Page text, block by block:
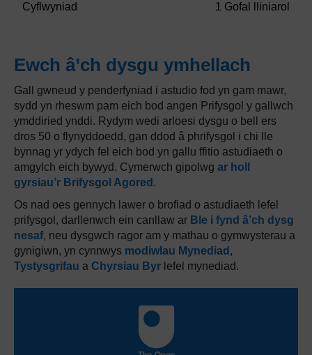
Cyflwyniad 1 Gofal lliniarol
Ewch â’ch dysgu ymhellach
Gall gwneud y penderfyniad i astudio fod yn gam mawr,
sydd yn rheswm pam eich bod angen Prifysgol y gallwch
ymddiried ynddi. Rydym wedi arloesi dysgu o bell ers
dros 50 o flynyddoedd, gan ddod â phrifysgol i chi lle
bynnag yr ydych fel eich bod yn gallu ffitio astudiaeth o
amgylch eich bywyd. Cymerwch gipolwg ar holl
gyrsiau’r Brifysgol Agored .
Os nad oes gennych lawer o brofiad o astudiaeth lefel
prifysgol, darllenwch ein canllaw ar Ble i fynd â’ch dysg
nesaf, neu dysgwch ragor am y mathau o gymwysterau a
gynigiwn, yn cynnwys modiwlau Mynediad ,
Tystysgrifau a Chyrsiau Byr lefel mynediad.